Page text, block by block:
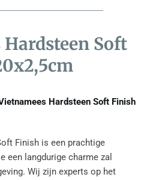
Soft
Hardsteen Soft Finish
Finish is een prachtige
een langdurige charme zal
Wij zijn experts op het